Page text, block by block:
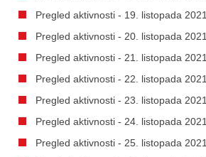
Pregled aktivnosti - 19. listopada 2021.
Pregled aktivnosti - 20. listopada 2021.
Pregled aktivnosti - 21. listopada 2021.
Pregled aktivnosti - 22. listopada 2021.
Pregled aktivnosti - 23. listopada 2021.
Pregled aktivnosti - 24. listopada 2021.
Pregled aktivnosti - 25. listopada 2021.